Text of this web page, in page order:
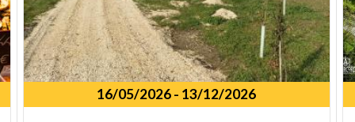
16/05/2026- 13/12/2026